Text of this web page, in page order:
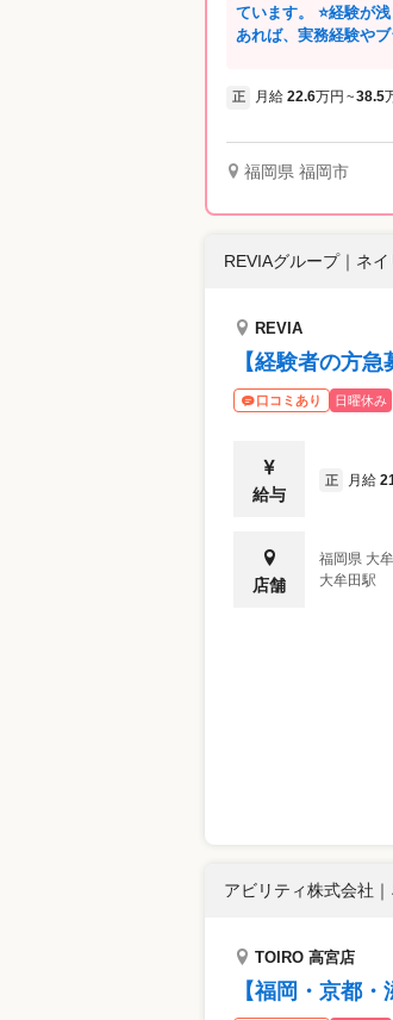
ています。 ⭐経験が浅くても、ブランクがあってもOK ネイリストの資格をお持ちで
あれば、実務経験や
高級感を感じられる接客の技
が発生することはあ
イベートも大切にしながら働けます。 ⭐1カ月の
OK！ライフスタイルに合わせ
不安がありました。
ネイルサロンという
「仕事柄ネイルはで
ます。 そういったお
手元を褒められたの
て、ライフステージ
正 月給 22.6万円 ~38.5
福岡県 福岡市
REVIAグループ｜ ネ
REVIA
【経験者の方
口コミあり 日曜休み
給与
正 月給
店舗
福岡県 大
大牟田駅
アビリティ株式会社 ｜
TOIRO 高宮店
【福岡・京都